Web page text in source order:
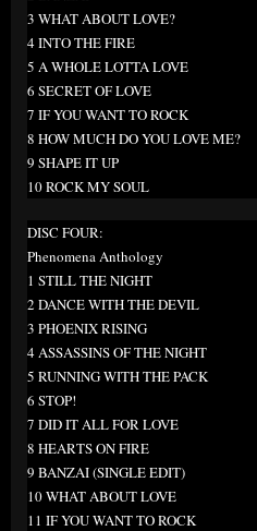
3 WHAT ABOUT LOVE?
4 INTO THE FIRE
5 A WHOLE LOTTA LOVE
6 SECRET OF LOVE
7 IF YOU WANT TO ROCK
8 HOW MUCH DO YOU LOVE ME?
9 SHAPE IT UP
10 ROCK MY SOUL
DISC FOUR:
Phenomena Anthology
1 STILL THE NIGHT
2 DANCE WITH THE DEVIL
3 PHOENIX RISING
4 ASSASSINS OF THE NIGHT
5 RUNNING WITH THE PACK
6 STOP!
7 DID IT ALL FOR LOVE
8 HEARTS ON FIRE
9 BANZAI (SINGLE EDIT)
10 WHAT ABOUT LOVE
11 IF YOU WANT TO ROCK